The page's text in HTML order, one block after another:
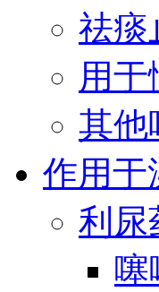
祛痰
用
其他
作用于
利尿
噻